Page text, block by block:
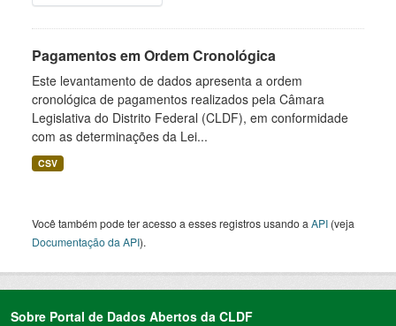
Pagamentos em Ordem Cronológica
Este levantamento de dados apresenta a ordem
cronológica de pagamentos realizados pela Câmara
Legislativa do Distrito Federal (CLDF), em conformidade
com as determinações da Lei...
CSV
Você também pode ter acesso a esses registros usando a API (veja
Documentação da API).
Sobre Portal de Dados Abertos da CLDF